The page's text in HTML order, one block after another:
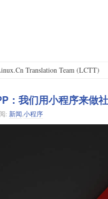
Translation Team (LCTT)
：我们用小程序来做
: 新闻,小程序